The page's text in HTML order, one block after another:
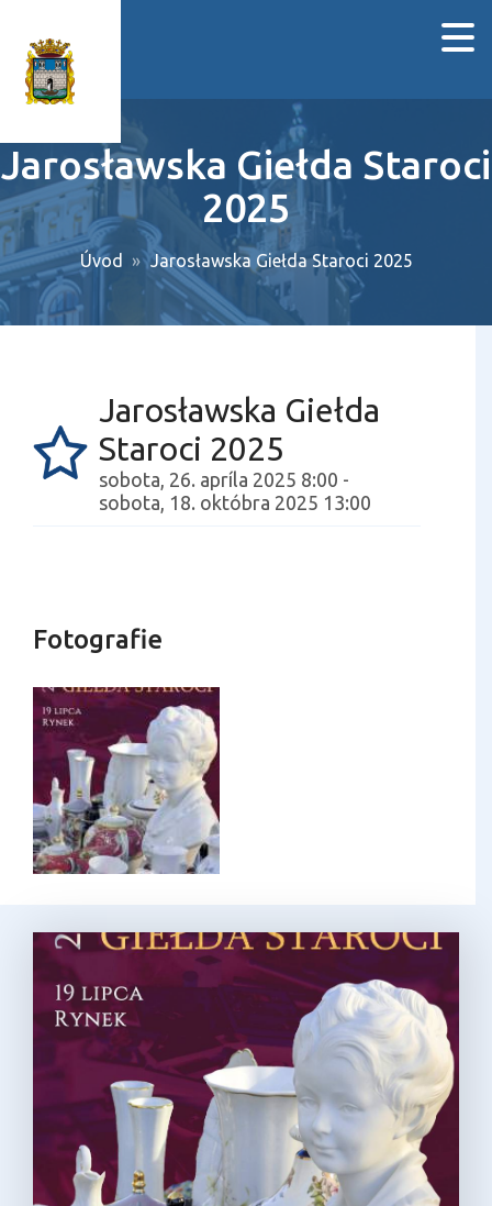
Jarosławska Giełda Staroci
2025
Úvod Jarosławska Giełda Staroci 2025
Jarosławska Giełda
Staroci 2025
sobota, 26. apríla 2025 8:00 -
sobota, 18. októbra 2025 13:00
Fotografie